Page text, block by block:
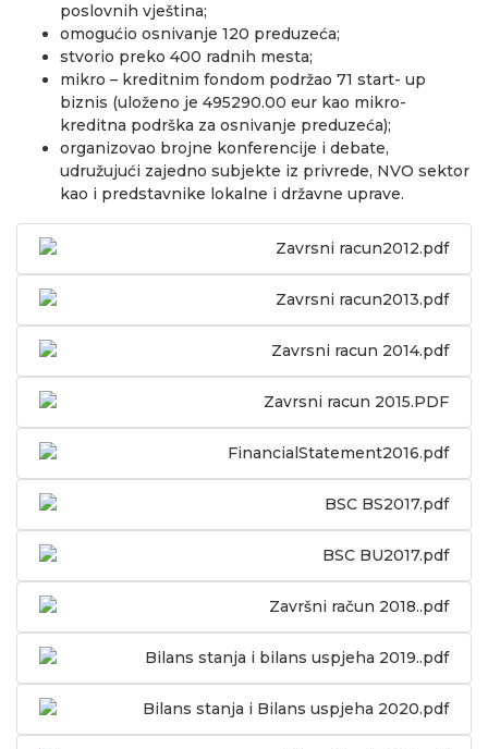
poslovnih vještina;
omogućio osnivanje 120 preduzeća;
stvorio preko 400 radnih mesta;
mikro – kreditnim fondom podržao 71 start- up
biznis (uloženo je 495290.00 eur kao mikro-
kreditna podrška za osnivanje preduzeća);
organizovao brojne konferencije i debate,
udružujući zajedno subjekte iz privrede, NVO sektor
kao i predstavnike lokalne i državne uprave.
Zavrsni racun2012.pdf
Zavrsni racun2013.pdf
Zavrsni racun 2014.pdf
Zavrsni racun 2015.PDF
FinancialStatement2016.pdf
BSC BS2017.pdf
BSC BU2017.pdf
Završni račun 2018..pdf
Bilans stanja i bilans uspjeha 2019..pdf
Bilans stanja i Bilans uspjeha 2020.pdf